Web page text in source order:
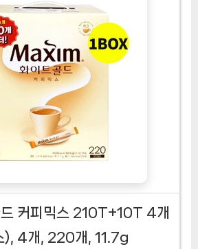
드 커피믹스 210T+10T 4개
), 4개, 220개, 11.7g